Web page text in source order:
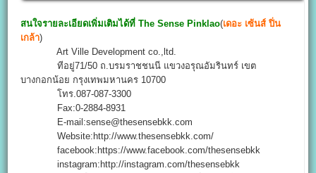
สนใจรายละเอียดเพิ่มเติมได้ที่ The Sense Pinklao(เดอะ เซ้นส์ ปิ่น
เกล้า)
Art Ville Development co.,ltd.
ทีอยู่71/50 ถ.บรมราชชนนี แขวงอรุณอัมรินทร์ เขต
บางกอกน้อย กรุงเทพมหานคร 10700
โทร.087-087-3300
Fax:0-2884-8931
E-mail:sense@thesensebkk.com
Website:http://www.thesensebkk.com/
facebook:https://www.facebook.com/thesensebkk
instagram:http://instagram.com/thesensebkk